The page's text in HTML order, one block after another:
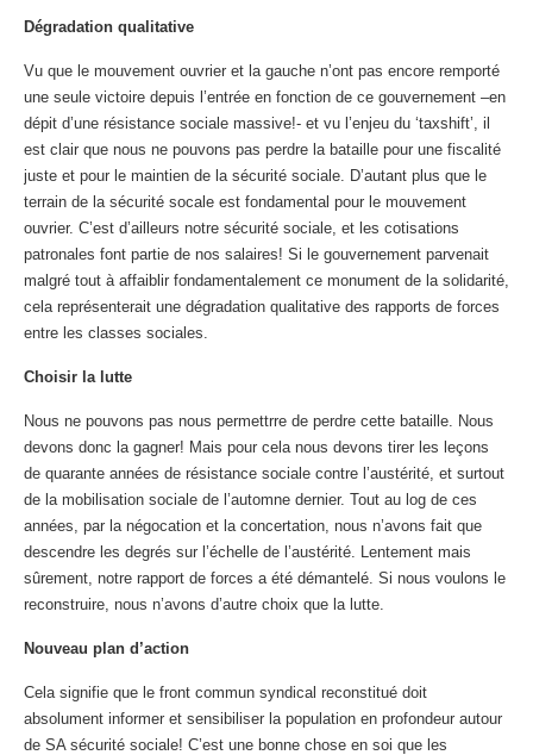
Dégradation qualitative
Vu que le mouvement ouvrier et la gauche n’ont pas encore remporté
une seule victoire depuis l’entrée en fonction de ce gouvernement –en
dépit d’une résistance sociale massive!- et vu l’enjeu du ‘taxshift’, il
est clair que nous ne pouvons pas perdre la bataille pour une fiscalité
juste et pour le maintien de la sécurité sociale. D’autant plus que le
terrain de la sécurité socale est fondamental pour le mouvement
ouvrier. C’est d’ailleurs notre sécurité sociale, et les cotisations
patronales font partie de nos salaires! Si le gouvernement parvenait
malgré tout à affaiblir fondamentalement ce monument de la solidarité,
cela représenterait une dégradation qualitative des rapports de forces
entre les classes sociales.
Choisir la lutte
Nous ne pouvons pas nous permettrre de perdre cette bataille. Nous
devons donc la gagner! Mais pour cela nous devons tirer les leçons
de quarante années de résistance sociale contre l’austérité, et surtout
de la mobilisation sociale de l’automne dernier. Tout au log de ces
années, par la négocation et la concertation, nous n’avons fait que
descendre les degrés sur l’échelle de l’austérité. Lentement mais
sûrement, notre rapport de forces a été démantelé. Si nous voulons le
reconstruire, nous n’avons d’autre choix que la lutte.
Nouveau plan d’action
Cela signifie que le front commun syndical reconstitué doit
absolument informer et sensibiliser la population en profondeur autour
de SA sécurité sociale! C’est une bonne chose en soi que les